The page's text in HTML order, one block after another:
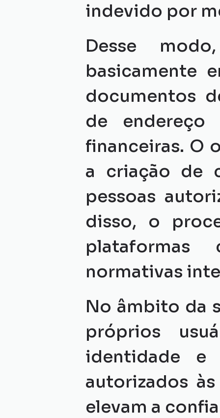
indevido por
Desse
basicamente
documentos
de endereço
financeiras. O
a criação de
pessoas
disso, o
plataformas
normativas
No âmbito da
próprios
identidade e
autorizados
elevam a